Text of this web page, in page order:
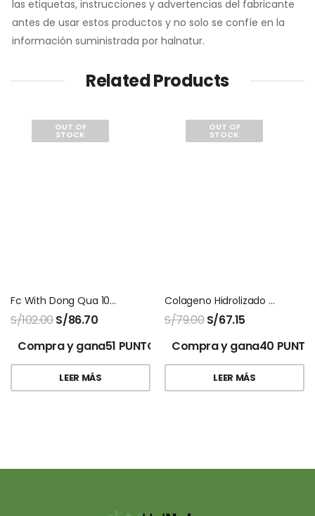
las etiquetas, instrucciones y advertencias del fabricante
antes de usar estos productos y no solo se confíe en la
información suministrada por halnatur.
Related Products
OUT OF
STOCK
Fc With Dong Qua 100 Capsulas Natures Sunshine
S/102.00S/86.70
Compra y gana51 PUNTOS!
LEER MÁS
OUT OF
STOCK
Colageno Hidrolizado Biocolagen Gold Montana
S/79.00 S/67.15
Compra y gana40
LEER MÁS